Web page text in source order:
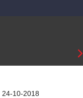
24-10-2018